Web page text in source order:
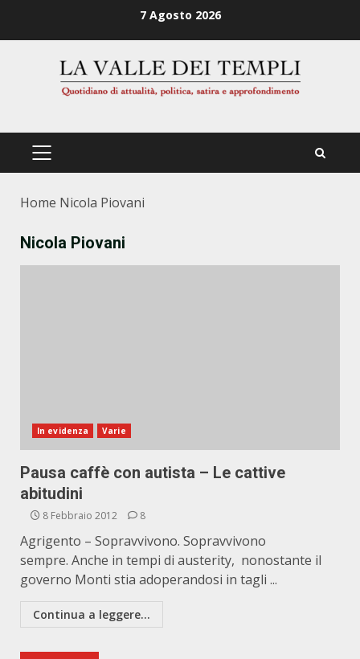
7 Agosto 2026
PRIMÄRES
Home Nicola Piovani
Nicola Piovani
In evidenza Varie
Pausa caffè con autista – Le cattive
abitudini
8 Febbraio 2012 8
Agrigento – Sopravvivono. Sopravvivono
sempre. Anche in tempi di austerity, nonostante il
governo Monti stia adoperandosi in tagli ...
Continua a leggere...